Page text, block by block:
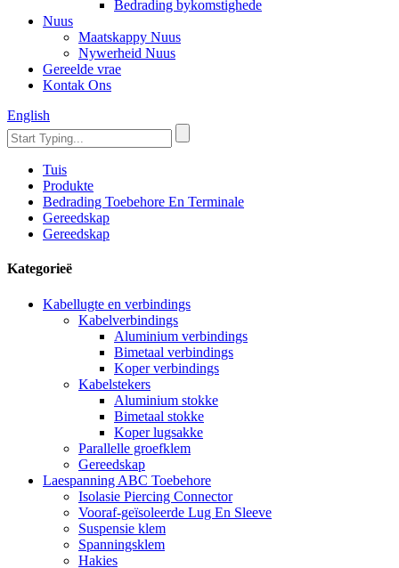
Bedrading bykomstighede
Nuus
Maatskappy Nuus
Nywerheid Nuus
Gereelde vrae
Kontak Ons
English
Tuis
Produkte
Bedrading Toebehore En Terminale
Gereedskap
Gereedskap
Kategorieë
Kabellugte en verbindings
Kabelverbindings
Aluminium verbindings
Bimetaal verbindings
Koper verbindings
Kabelstekers
Aluminium stokke
Bimetaal stokke
Koper lugsakke
Parallelle groefklem
Gereedskap
Laespanning ABC Toebehore
Isolasie Piercing Connector
Vooraf-geïsoleerde Lug En Sleeve
Suspensie klem
Spanningsklem
Hakies